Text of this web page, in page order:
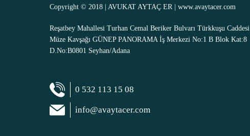
Copyright © 2018 | AVUKAT AYTAÇ ER | www.avaytacer.com
Reşatbey Mahallesi Turhan Cemal Beriker Bulvarı Türkkuşu Caddesi
Müze Kavşağı GÜNEP PANORAMA İş Merkezi No:1 B Blok Kat:8
D.No:B0801 Seyhan/Adana
0 532 113 15 08
info@avaytacer.com